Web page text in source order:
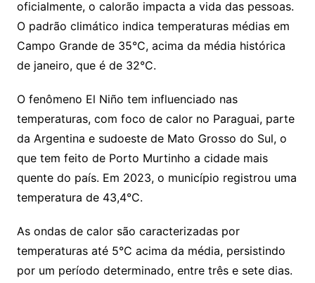
oficialmente, o calorão impacta a vida das pessoas.
O padrão climático indica temperaturas médias em
Campo Grande de 35°C, acima da média histórica
de janeiro, que é de 32°C.
O fenômeno El Niño tem influenciado nas
temperaturas, com foco de calor no Paraguai, parte
da Argentina e sudoeste de Mato Grosso do Sul, o
que tem feito de Porto Murtinho a cidade mais
quente do país. Em 2023, o município registrou uma
temperatura de 43,4°C.
As ondas de calor são caracterizadas por
temperaturas até 5°C acima da média, persistindo
por um período determinado, entre três e sete dias.